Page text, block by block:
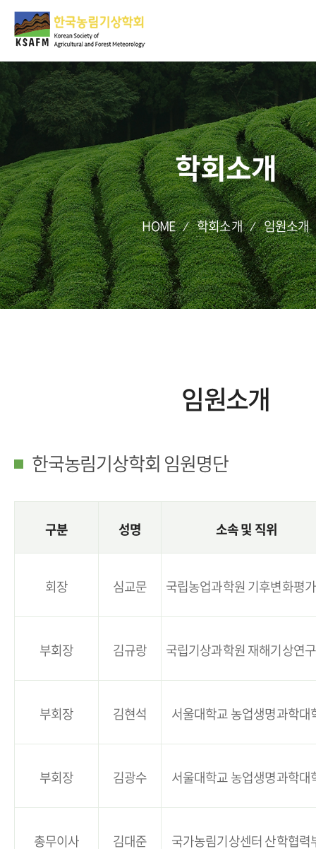
학회소개
HOME 학회소개 임원소개
임원소개
한국농림기상학회 임원명단
구분 성명 소속 및 직위
회장 심교문 국립농업과학원 기후변화평
부회장 김규랑 국립기상과학원 재해기상연
부회장 김현석 서울대학교 농업생명과학대
부회장 김광수 서울대학교 농업생명과학대
총무이사 김대준 국가농림기상센터 산학협력